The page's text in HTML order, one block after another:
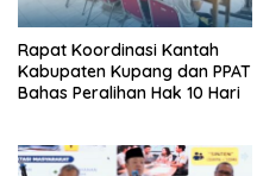
Rapat Koordinasi Kantah
Kabupaten Kupang dan PPAT
Bahas Peralihan Hak 10 Hari